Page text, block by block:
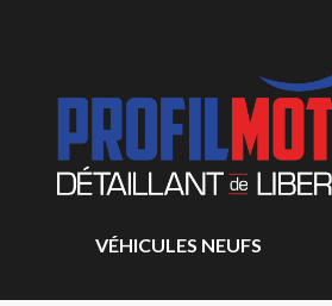
VÉHICULES NEUFS